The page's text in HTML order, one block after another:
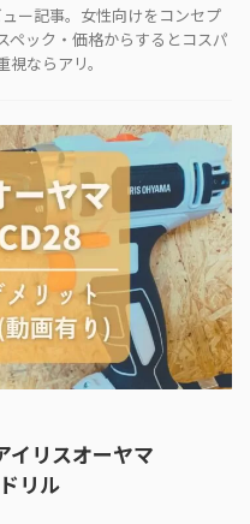
ー記事。女性向けをコンセプ
ペック・価格からするとコスパ
ならアリ。
イリスオーヤマ
リル